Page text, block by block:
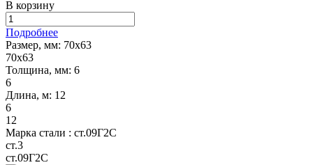
В корзину
Подробнее
Размер, мм: 70х63
70х63
Толщина, мм: 6
6
Длина, м: 12
6
12
Марка стали : ст.09Г2С
ст.3
ст.09Г2С